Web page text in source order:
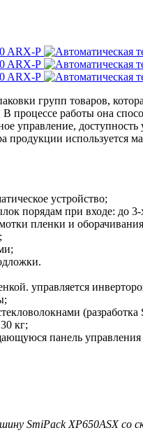
групп товаров,
работы она
управление,
продукции используется
устройство;
порядам при входе:
пленки и
управляется
(разработка
кг;
панель
SmiPack XP650ASX со